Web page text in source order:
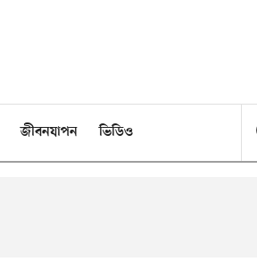
জীবনযাপন ভিডিও